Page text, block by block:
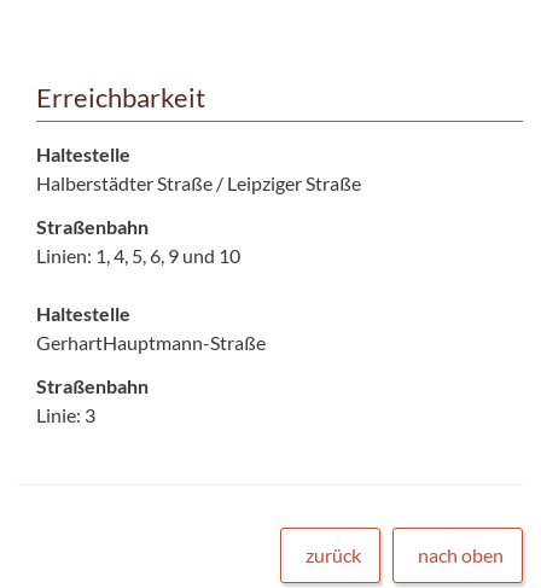
Erreichbarkeit
Haltestelle
Halberstädter Straße / Leipziger Straße
Straßenbahn
Linien: 1, 4, 5, 6, 9 und 10
Haltestelle
GerhartHauptmann-Straße
Straßenbahn
Linie: 3
zurück nach oben